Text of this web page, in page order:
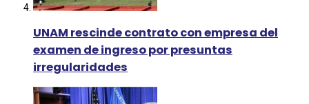
UNAM rescinde contrato con empresa del
examen de ingreso por presuntas
irregularidades